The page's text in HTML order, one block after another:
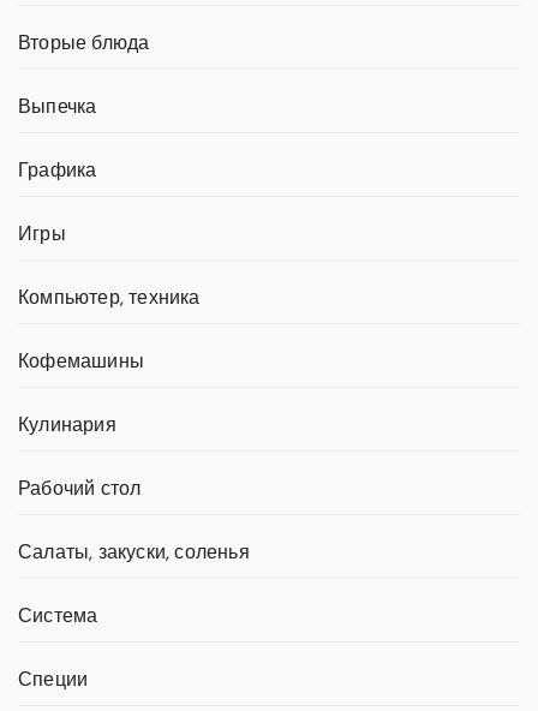
Вторые блюда
Выпечка
Графика
Игры
Компьютер, техника
Кофемашины
Кулинария
Рабочий стол
Салаты, закуски, соленья
Система
Специи